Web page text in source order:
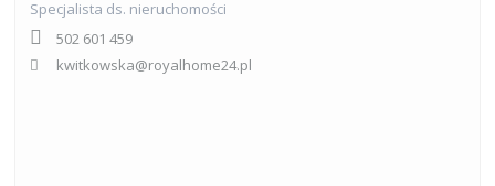
Specjalista ds. nieruchomości
502 601 459
kwitkowska@royalhome24.pl